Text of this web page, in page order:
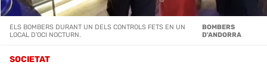
SOCIETAT
ELS BOMBERS DURANT UN DELS CONTROLS FETS EN UN
LOCAL D'OCI NOCTURN.
BOMBERS
D'ANDORRA